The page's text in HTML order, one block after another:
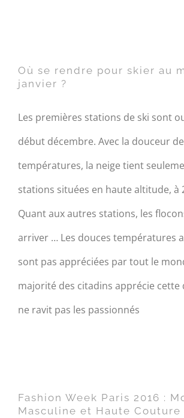
Où se rendre pour skier au
janvier ?
Les premières stations de ski sont
début décembre. Avec la douceur
températures, la neige tient
stations situées en haute altitude, à
Quant aux autres stations, les
arriver … Les douces températures
sont pas appréciées par tout le
majorité des citadins apprécie cette
ne ravit pas les passionnés
Couture
Fashion Week Paris 2016 :
Masculine et Haute Couture